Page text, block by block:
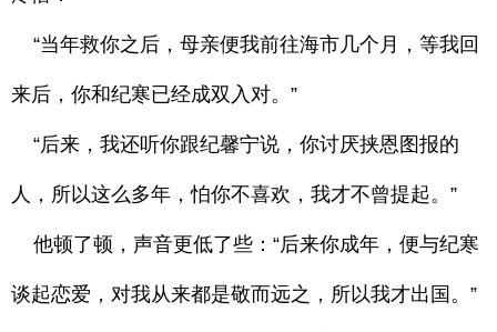
“当年救你之后，母亲便我前往海市几个月，等我回
来后，你和纪寒已经成双入对。”
“后来，我还听你跟纪馨宁说，你讨厌挟恩图报的
人，所以这么多年，怕你不喜欢，我才不曾提起。”
他顿了顿，声音更低了些：“后来你成年，便与纪寒
谈起恋爱，对我从来都是敬而远之，所以我才出国。”